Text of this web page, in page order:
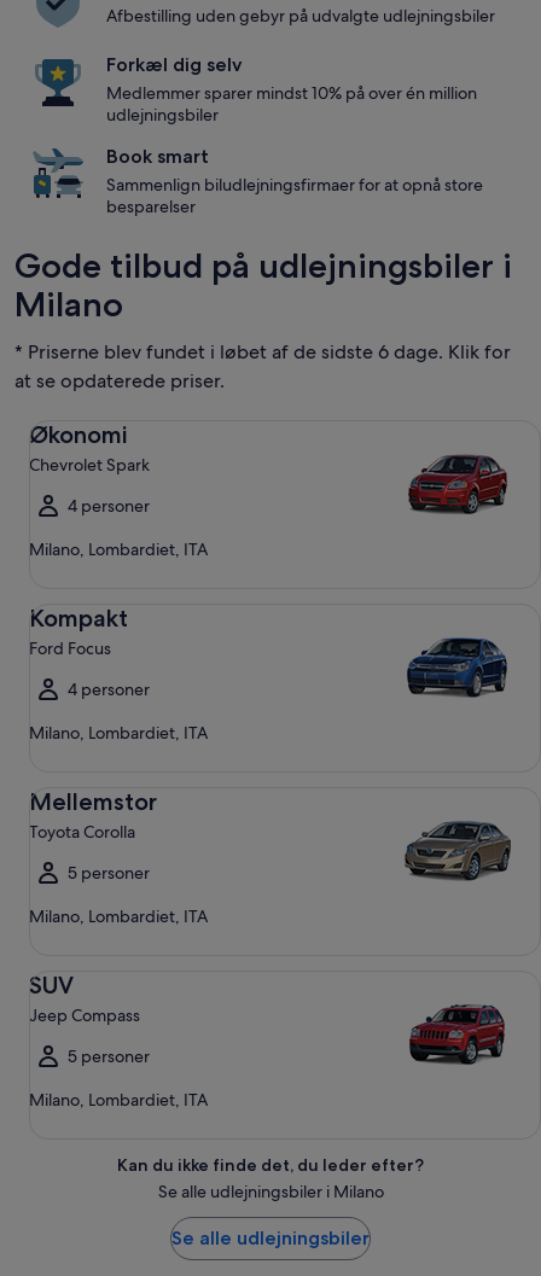
Afbestilling uden gebyr på udvalgte udlejningsbiler
Forkæl dig selv
Medlemmer sparer mindst 10% på over én million
udlejningsbiler
Book smart
Sammenlign biludlejningsfirmaer for at opnå store
besparelser
Gode tilbud på udlejningsbiler i
Milano
* Priserne blev fundet i løbet af de sidste 6 dage. Klik for
at se opdaterede priser.
Økonomi
Chevrolet Spark
4 personer
Milano, Lombardiet, ITA
Kompakt
Ford Focus
4 personer
Milano, Lombardiet, ITA
Mellemstor
Toyota Corolla
5 personer
Milano, Lombardiet, ITA
SUV
Jeep Compass
5 personer
Milano, Lombardiet, ITA
Kan du ikke finde det, du leder efter?
Se alle udlejningsbiler i Milano
Se alle udlejningsbiler